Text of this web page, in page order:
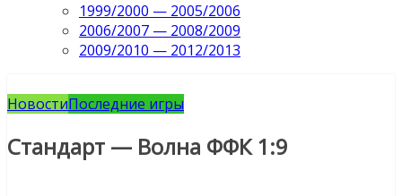
1999/2000 — 2005/2006
2006/2007 — 2008/2009
2009/2010 — 2012/2013
НовостиПоследние игры
Стандарт — Волна ФФК 1:9